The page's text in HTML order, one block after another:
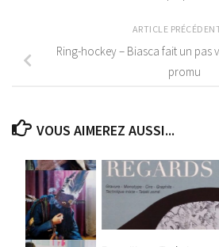
ARTICLE
Ring-hockey – Biasca fait un pas
promu
VOUS AIMEREZ AUSSI...